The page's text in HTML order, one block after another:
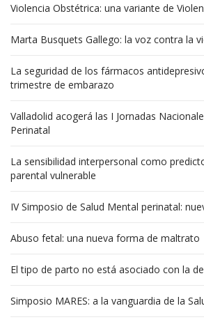
Violencia Obstétrica: una variante de
Marta Busquets Gallego: la voz contra la
La seguridad de los fármacos
trimestre de embarazo
Valladolid acogerá las I Jornadas
Perinatal
La sensibilidad interpersonal como
parental vulnerable
IV Simposio de Salud Mental perinatal:
Abuso fetal: una nueva forma de maltrato
El tipo de parto no está asociado con la
Simposio MARES: a la vanguardia de la